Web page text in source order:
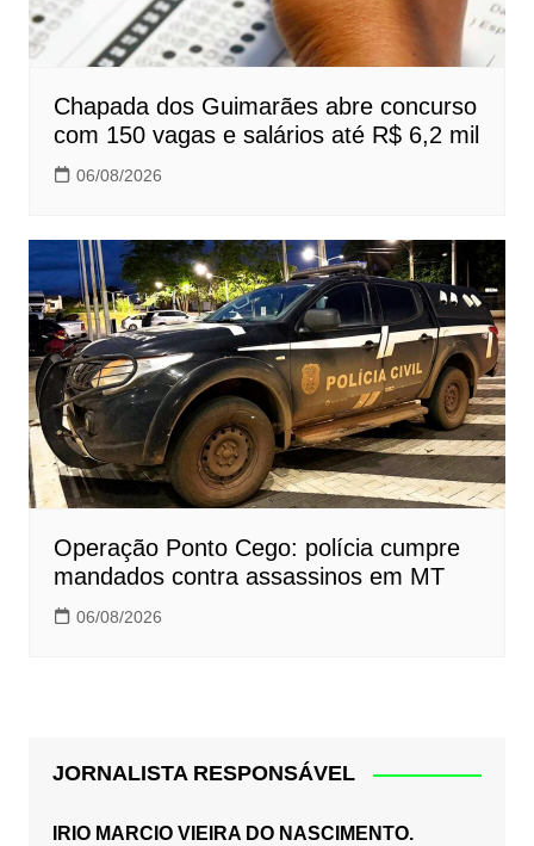
Chapada dos Guimarães abre concurso
com 150 vagas e salários até R$ 6,2 mil
06/08/2026
Operação Ponto Cego: polícia cumpre
mandados contra assassinos em MT
06/08/2026
JORNALISTA RESPONSÁVEL
IRIO MARCIO VIEIRA DO NASCIMENTO.